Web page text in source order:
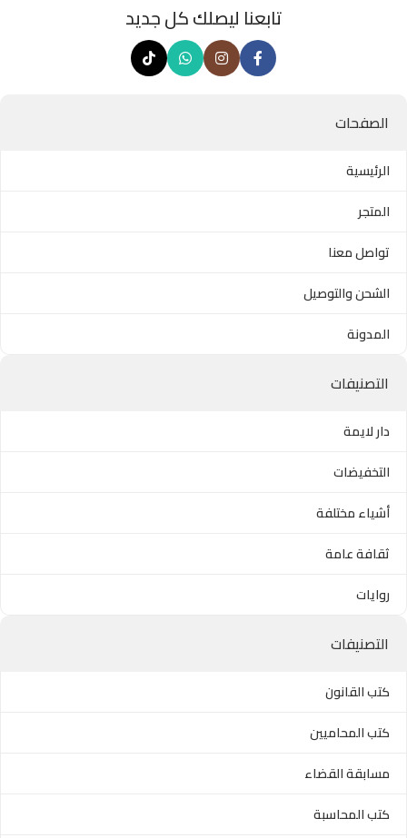
تابعنا ليصلك كل جديد
الصفحات
الرئيسية
المتجر
تواصل معنا
الشحن والتوصيل
المدونة
التصنيفات
دار لايمة
التخفيضات
أشياء مختلفة
ثقافة عامة
روايات
التصنيفات
كتب القانون
كتب المحاميين
مسابقة القضاء
كتب المحاسبة